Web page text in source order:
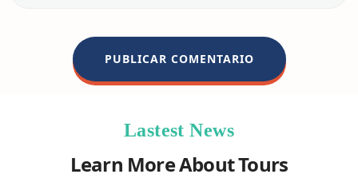
Lastest News
Learn More About Tours